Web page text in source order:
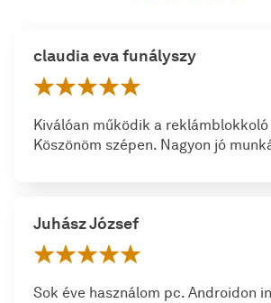
claudia eva funályszy
Kiválóan működik a
Köszönöm szépen. Nagyon jó
Juhász József
Sok éve használom pc. Androidon